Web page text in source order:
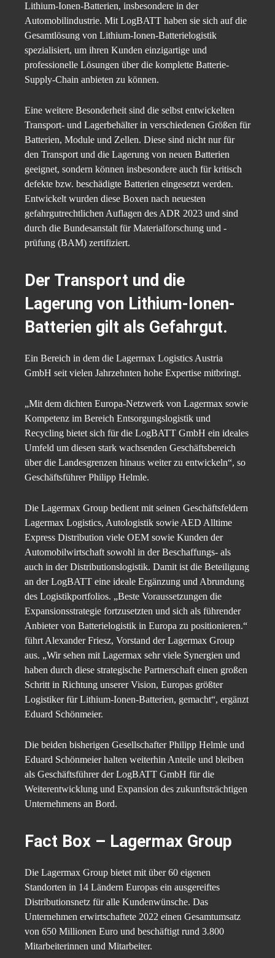
Lithium-Ionen-Batterien, insbesondere in der
Automobilindustrie. Mit LogBATT haben sie sich auf die
Gesamtlösung von Lithium-Ionen-Batterielogistik
spezialisiert, um ihren Kunden einzigartige und
professionelle Lösungen über die komplette Batterie-
Supply-Chain anbieten zu können.
Eine weitere Besonderheit sind die selbst entwickelten
Transport- und Lagerbehälter in verschiedenen Größen für
Batterien, Module und Zellen. Diese sind nicht nur für
den Transport und die Lagerung von neuen Batterien
geeignet, sondern können insbesondere auch für kritisch
defekte bzw. beschädigte Batterien eingesetzt werden.
Entwickelt wurden diese Boxen nach neuesten
gefahrgutrechtlichen Auflagen des ADR 2023 und sind
durch die Bundesanstalt für Materialforschung und -
prüfung (BAM) zertifiziert.
Der Transport und die
Lagerung von Lithium-Ionen-
Batterien gilt als Gefahrgut.
Ein Bereich in dem die Lagermax Logistics Austria
GmbH seit vielen Jahrzehnten hohe Expertise mitbringt.
„Mit dem dichten Europa-Netzwerk von Lagermax sowie
Kompetenz im Bereich Entsorgungslogistik und
Recycling bietet sich für die LogBATT GmbH ein ideales
Umfeld um diesen stark wachsenden Geschäftsbereich
über die Landesgrenzen hinaus weiter zu entwickeln“, so
Geschäftsführer Philipp Helmle.
Die Lagermax Group bedient mit seinen Geschäftsfeldern
Lagermax Logistics, Autologistik sowie AED Alltime
Express Distribution viele OEM sowie Kunden der
Automobilwirtschaft sowohl in der Beschaffungs- als
auch in der Distributionslogistik. Damit ist die Beteiligung
an der LogBATT eine ideale Ergänzung und Abrundung
des Logistikportfolios. „Beste Voraussetzungen die
Expansionsstrategie fortzusetzten und sich als führender
Anbieter von Batterielogistik in Europa zu positionieren.“
führt Alexander Friesz, Vorstand der Lagermax Group
aus. „Wir sehen mit Lagermax sehr viele Synergien und
haben durch diese strategische Partnerschaft einen großen
Schritt in Richtung unserer Vision, Europas größter
Logistiker für Lithium-Ionen-Batterien, gemacht“, ergänzt
Eduard Schönmeier.
Die beiden bisherigen Gesellschafter Philipp Helmle und
Eduard Schönmeier halten weiterhin Anteile und bleiben
als Geschäftsführer der LogBATT GmbH für die
Weiterentwicklung und Expansion des zukunftsträchtigen
Unternehmens an Bord.
Fact Box – Lagermax Group
Die Lagermax Group bietet mit über 60 eigenen
Standorten in 14 Ländern Europas ein ausgereiftes
Distributionsnetz für alle Kundenwünsche. Das
Unternehmen erwirtschaftete 2022 einen Gesamtumsatz
von 650 Millionen Euro und beschäftigt rund 3.800
Mitarbeiterinnen und Mitarbeiter.